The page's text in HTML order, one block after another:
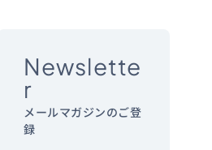
Newslette
r
メールマガジンのご登
録